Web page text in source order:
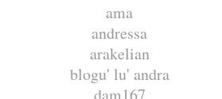
ama
andressa
arakelian
blogu' lu' andra
dam167